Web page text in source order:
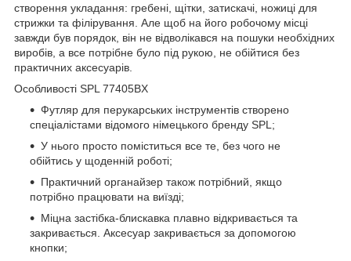
створення укладання: гребені, щітки, затискачі, ножиці для
стрижки та філірування. Але щоб на його робочому місці
завжди був порядок, він не відволікався на пошуки необхідних
виробів, а все потрібне було під рукою, не обійтися без
практичних аксесуарів.
Особливості SPL 77405BX
Футляр для перукарських інструментів створено
спеціалістами відомого німецького бренду SPL;
У нього просто поміститься все те, без чого не
обійтись у щоденній роботі;
Практичний органайзер також потрібний, якщо
потрібно працювати на виїзді;
Міцна застібка-блискавка плавно відкривається та
закривається. Аксесуар закривається за допомогою
кнопки;